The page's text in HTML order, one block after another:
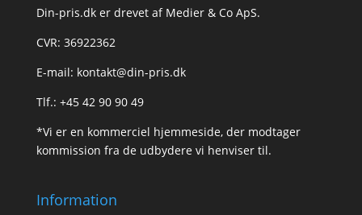
Din-pris.dk er drevet af Medier & Co ApS.
CVR: 36922362
E-mail: kontakt@din-pris.dk
Tlf.: +45 42 90 90 49
*Vi er en kommerciel hjemmeside, der modtager
kommission fra de udbydere vi henviser til.
Information